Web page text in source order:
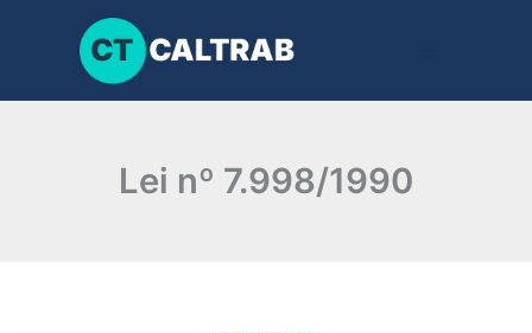
conteúdo
Lei nº 7.998/1990